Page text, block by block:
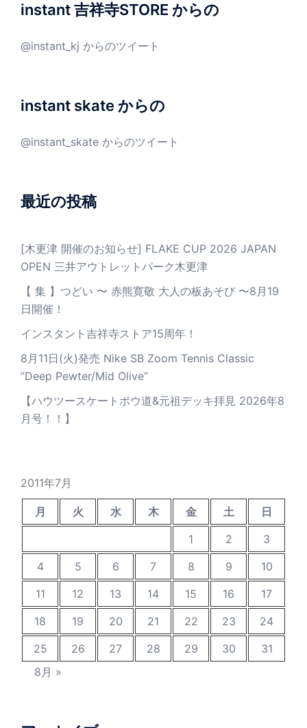
instant 吉祥寺STORE からの
@instant_kj からのツイート
instant skate からの
@instant_skate からのツイート
最近の投稿
[木更津 開催のお知らせ] FLAKE CUP 2026 JAPAN
OPEN 三井アウトレットパーク木更津
【 集 】つどい 〜 赤熊寛敬 大人の板あそび 〜8月19
日開催！
インスタント吉祥寺ストア15周年！
8月11日(火)発売 Nike SB Zoom Tennis Classic
”Deep Pewter/Mid Olive”
【ハウツースケートボウ道&元祖デッキ拝見 2026年8
月号！！】
2011年7月
月 火 水 木 金 土
日
1
2
3
4
5 6 7 8 9
10
11
12 13 14 15 16
17
18
19 20 21 22 23
24
25
26 27 28 29 30
31
8月 »